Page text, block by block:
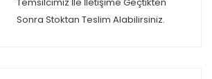
Sonra Stoktan Teslim Alabilirsiniz.